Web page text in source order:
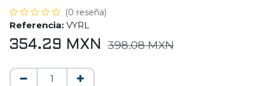
(0 reseña)
Referencia: VYRL
354.29 MXN 398.08MXN